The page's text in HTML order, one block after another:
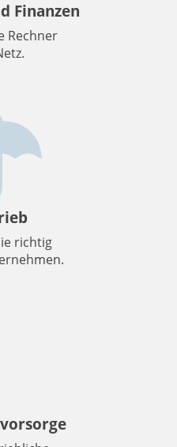
Finanzen
Rechner
richtig